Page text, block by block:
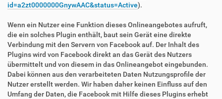
id=a2zt0000000GnywAAC&status=Active).
Wenn ein Nutzer eine Funktion dieses Onlineangebotes aufruft,
die ein solches Plugin enthält, baut sein Gerät eine direkte
Verbindung mit den Servern von Facebook auf. Der Inhalt des
Plugins wird von Facebook direkt an das Gerät des Nutzers
übermittelt und von diesem in das Onlineangebot eingebunden.
Dabei können aus den verarbeiteten Daten Nutzungsprofile der
Nutzer erstellt werden. Wir haben daher keinen Einfluss auf den
Umfang der Daten, die Facebook mit Hilfe dieses Plugins erhebt